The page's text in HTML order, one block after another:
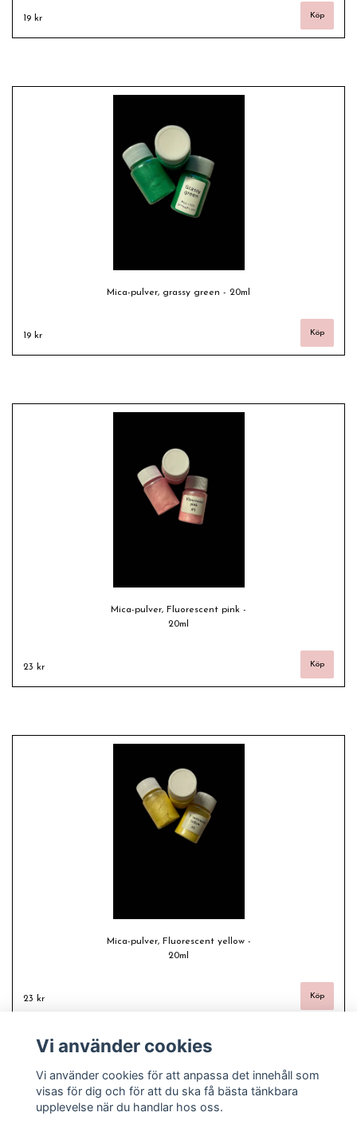
19 kr
Mica-pulver, grassy green - 20ml
19 kr
Mica-pulver, Fluorescent pink -
20ml
23 kr
Mica-pulver, Fluorescent yellow -
20ml
23 kr
Vi använder cookies
Vi använder cookies för att anpassa det innehåll som
visas för dig och för att du ska få bästa tänkbara
upplevelse när du handlar hos oss.